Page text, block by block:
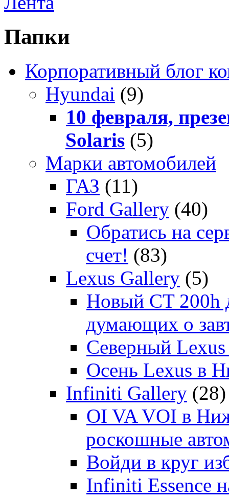
Папки
Корпоративный блог
Hyundai (9)
10 февраля,
Solaris (5)
Марки автомобилей
ГАЗ (11)
Ford Gallery (40)
Обратись на
счет! (83)
Lexus Gallery (5)
Новый CT 200h
думающих о
Северный Lexus
Осень Lexus в
Infiniti Gallery (28)
OI VA VOI в
роскошные
Войди в круг
Infiniti Essence